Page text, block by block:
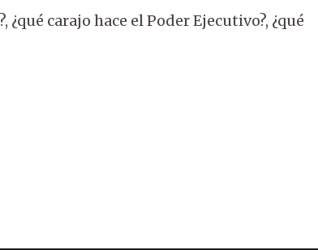
carajo hace el Poder Ejecutivo?, ¿qué